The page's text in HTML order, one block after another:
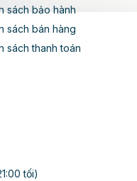
sách bảo hành
sách bán hàng
sách thanh toán
tối)